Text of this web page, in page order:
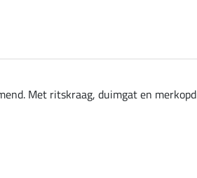
Met ritskraag, duimgat en